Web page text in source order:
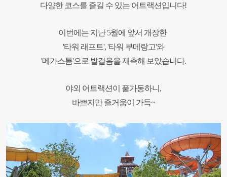
다양한 코스를 즐길 수 있는 어트랙션입니다!
이번에는 지난5월에 앞서 개장한
'타워 래프트', '타워 부메랑고'와
'메가스톰'으로 발걸음을 재촉해 보았습니다.
야외 어트랙션이 풀가동하니,
바쁘지만 즐거움이 가득~